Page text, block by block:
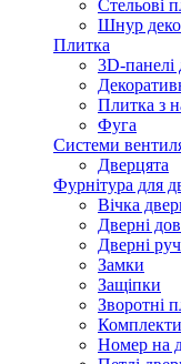
Стельові
Шнур
Плитка
3D-панелі
Плитка з
Фуга
Системи
Дверцята
Фурнітура для
Вічка
Дверні
Дверні
Замки
Защіпки
Зворотні
Номер на